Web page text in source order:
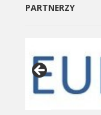
PARTNERZY